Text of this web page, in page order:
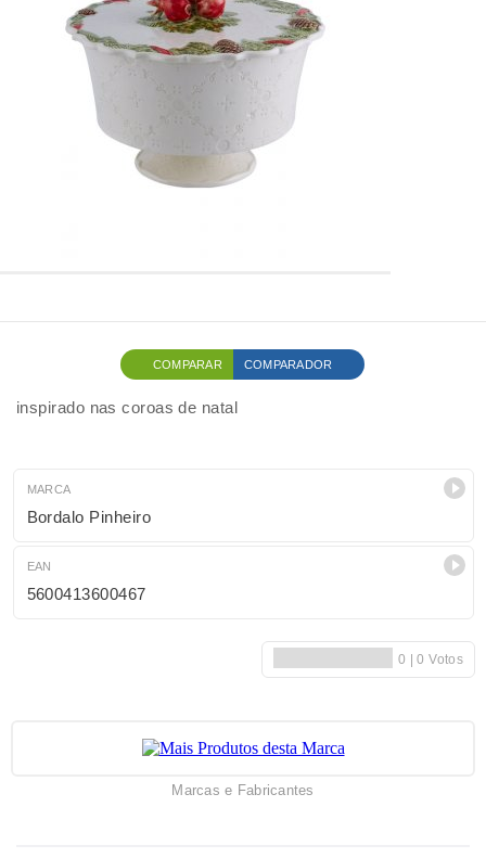
COMPARAR COMPARADOR
inspirado nas coroas de natal
MARCA
Bordalo Pinheiro
EAN
5600413600467
Marcas e Fabricantes